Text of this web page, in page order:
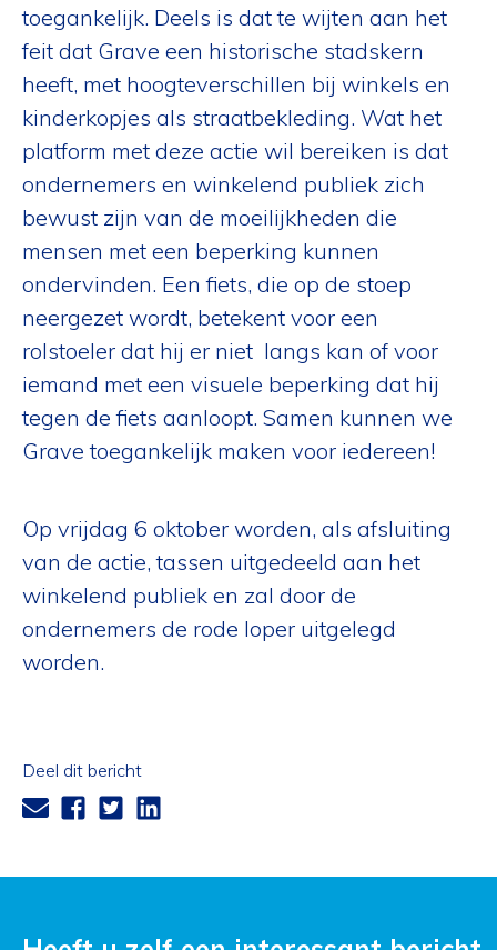
toegankelijk. Deels is dat te wijten aan het
feit dat Grave een historische stadskern
heeft, met hoogteverschillen bij winkels en
kinderkopjes als straatbekleding. Wat het
platform met deze actie wil bereiken is dat
ondernemers en winkelend publiek zich
bewust zijn van de moeilijkheden die
mensen met een beperking kunnen
ondervinden. Een fiets, die op de stoep
neergezet wordt, betekent voor een
rolstoeler dat hij er niet langs kan of voor
iemand met een visuele beperking dat hij
tegen de fiets aanloopt. Samen kunnen we
Grave toegankelijk maken voor iedereen!
Op vrijdag 6 oktober worden, als afsluiting
van de actie, tassen uitgedeeld aan het
winkelend publiek en zal door de
ondernemers de rode loper uitgelegd
worden.
Deel dit bericht